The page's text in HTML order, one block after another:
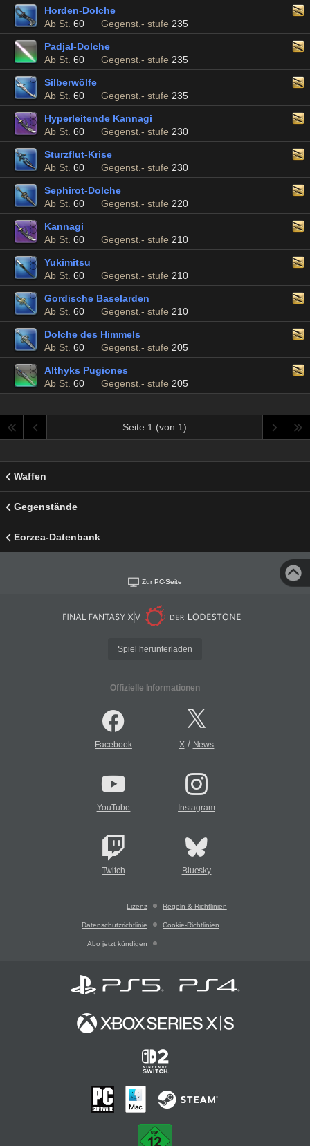
Horden-Dolche
Ab St. 60 Gegenst.- stufe 235
Padjal-Dolche
Ab St. 60 Gegenst.- stufe 235
Silberwölfe
Ab St. 60 Gegenst.- stufe 235
Hyperleitende Kannagi
Ab St. 60 Gegenst.- stufe 230
Sturzflut-Krise
Ab St. 60 Gegenst.- stufe 230
Sephirot-Dolche
Ab St. 60 Gegenst.- stufe 220
Kannagi
Ab St. 60 Gegenst.- stufe 210
Yukimitsu
Ab St. 60 Gegenst.- stufe 210
Gordische Baselarden
Ab St. 60 Gegenst.- stufe 210
Dolche des Himmels
Ab St. 60 Gegenst.- stufe 205
Althyks Pugiones
Ab St. 60 Gegenst.- stufe 205
Seite 1 (von 1)
Waffen
Gegenstände
Eorzea-Datenbank
Zur PC-Seite
Spiel herunterladen
Offizielle Informationen
Facebook X/ News
YouTube Instagram
Twitch Bluesky
Lizenz Regeln & Richtlinien
Datenschutzrichtlinie Cookie-Richtlinien
Abo jetzt kündigen